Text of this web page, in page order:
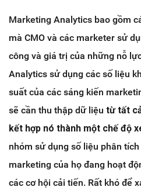
Marketing Analytics bao gồm
mà CMO và các marketer sử
công và giá trị của những nỗ
Analytics sử dụng các số liệu
suất của các sáng kiến
sẽ cần thu thập dữ liệu từ tất
kết hợp nó thành một chế độ
nhóm sử dụng số liệu phân
marketing của họ đang hoạt
các cơ hội cải tiến. Rất khó để